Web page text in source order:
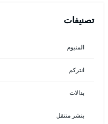
تصنيفات
المنيوم
انتركم
بدالات
بنشر متنقل